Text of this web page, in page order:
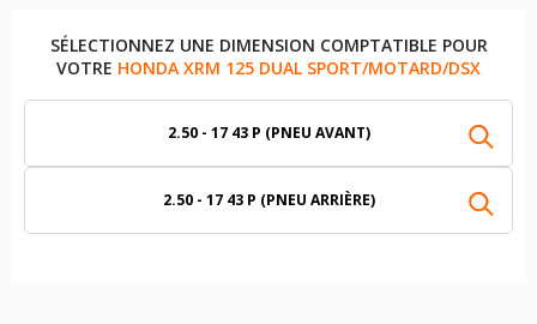
SÉLECTIONNEZ UNE DIMENSION COMPTATIBLE POUR
VOTRE HONDA XRM 125 DUAL SPORT/MOTARD/DSX
2.50 - 17 43 P (PNEU AVANT)
2.50 - 17 43 P (PNEU ARRIÈRE)